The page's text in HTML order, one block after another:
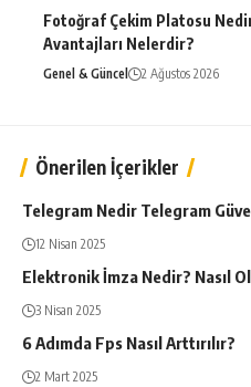
Fotoğraf Çekim Platosu
Avantajları Nelerdir?
Genel & Güncel 2 Ağustos 2026
Önerilen İçerikler
Telegram Nedir Telegram
12 Nisan 2025
Elektronik İmza Nedir? Nasıl
3 Nisan 2025
6 Adımda Fps Nasıl Arttırılır?
2 Mart 2025